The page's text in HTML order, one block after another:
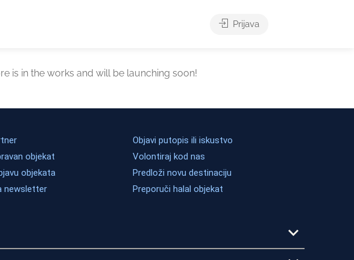
Prijava
is in the works and will be launching soon!
objekat
objekata
newsletter
Objavi putopis ili iskustvo
Volontiraj kod nas
Predloži novu destinaciju
Preporuči halal objekat